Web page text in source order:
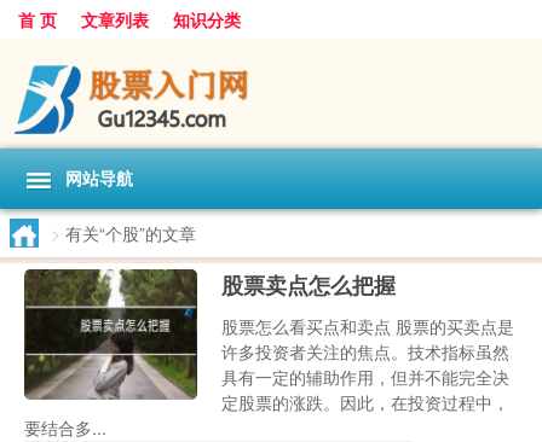
首 页 文章列表 知识分类
网站导航
> 有关“个股”的文章
股票卖点怎么把握
股票怎么看买点和卖点 股票的买卖点是
许多投资者关注的焦点。技术指标虽然
具有一定的辅助作用，但并不能完全决
定股票的涨跌。因此，在投资过程中，
要结合多...